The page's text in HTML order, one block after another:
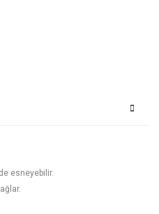
esneyebilir.